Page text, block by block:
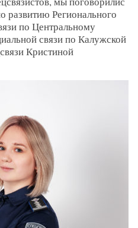
развитию Регионального
по Центральному
связи по Калужской
Кристиной